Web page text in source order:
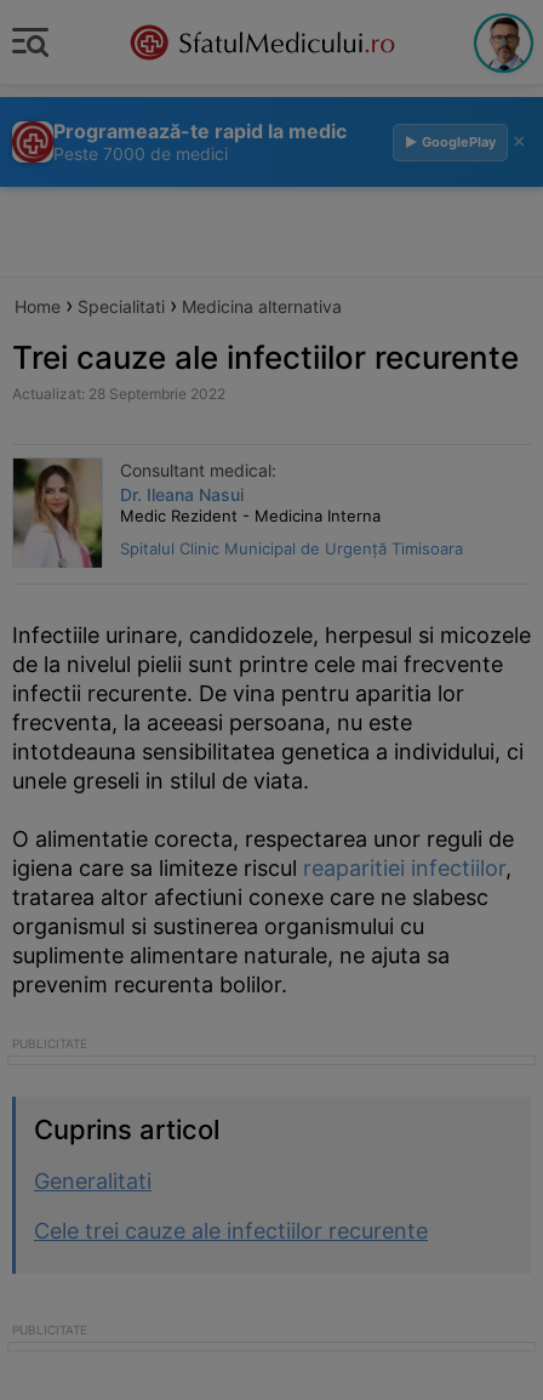
Programează-te rapid la medic
Peste 7000 de medici
▶ GooglePlay ×
Home › Specialitati › Medicina alternativa
Trei cauze ale infectiilor recurente
Actualizat: 28 Septembrie 2022
Consultant medical:
Dr. Ileana Nasui
Medic Rezident - Medicina Interna
Spitalul Clinic Municipal de Urgență Timisoara
Infectiile urinare, candidozele, herpesul si micozele
de la nivelul pielii sunt printre cele mai frecvente
infectii recurente. De vina pentru aparitia lor
frecventa, la aceeasi persoana, nu este
intotdeauna sensibilitatea genetica a individului, ci
unele greseli in stilul de viata.
O alimentatie corecta, respectarea unor reguli de
igiena care sa limiteze riscul reaparitiei infectiilor,
tratarea altor afectiuni conexe care ne slabesc
organismul si sustinerea organismului cu
suplimente alimentare naturale, ne ajuta sa
prevenim recurenta bolilor.
Cuprins articol
Generalitati
Cele trei cauze ale infectiilor recurente